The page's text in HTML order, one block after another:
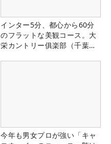
インター5分、都心から60分
のフラットな美観コース。大
栄カントリー俱楽部（千葉
今年も男女プロが強い「キャ